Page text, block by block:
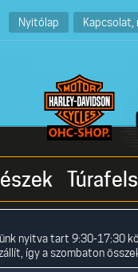
Nyitólap Kapcsolat,
nyitva tart 9:30-17:30
így a szombaton